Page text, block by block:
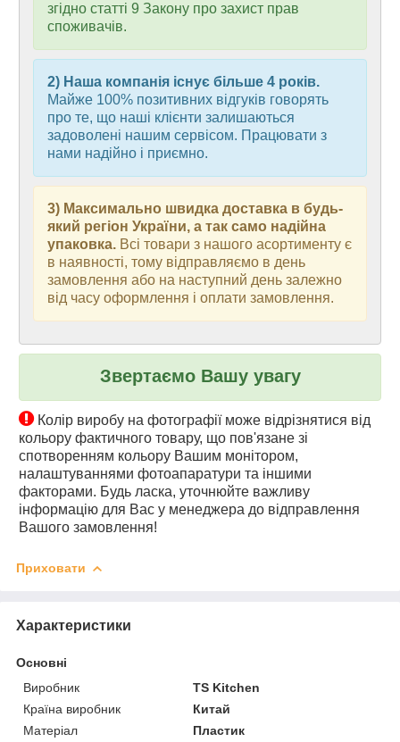
згідно статті 9 Закону про захист прав
споживачів.
2) Наша компанія існує більше 4 років.
Майже 100% позитивних відгуків говорять
про те, що наші клієнти залишаються
задоволені нашим сервісом. Працювати з
нами надійно і приємно.
3) Максимально швидка доставка в будь-
який регіон України, а так само надійна
упаковка. Всі товари з нашого асортименту є
в наявності, тому відправляємо в день
замовлення або на наступний день залежно
від часу оформлення і оплати замовлення.
Звертаємо Вашу увагу
Колір виробу на фотографії може відрізнятися від
кольору фактичного товару, що пов'язане зі
спотворенням кольору Вашим монітором,
налаштуваннями фотоапаратури та іншими
факторами. Будь ласка, уточнюйте важливу
інформацію для Вас у менеджера до відправлення
Вашого замовлення!
Приховати
Характеристики
Основні
Виробник
TS Kitchen
Країна виробник
Китай
Матеріал
Пластик